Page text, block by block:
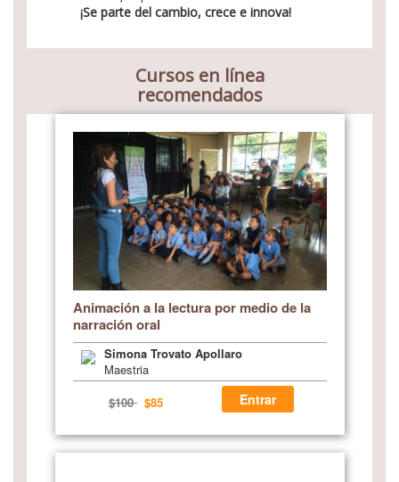
¡Se parte del cambio, crece e innova!
Cursos en línea
recomendados
Animación a la lectura por medio de la
narración oral
Simona Trovato Apollaro
Maestria
$100$85 Entrar